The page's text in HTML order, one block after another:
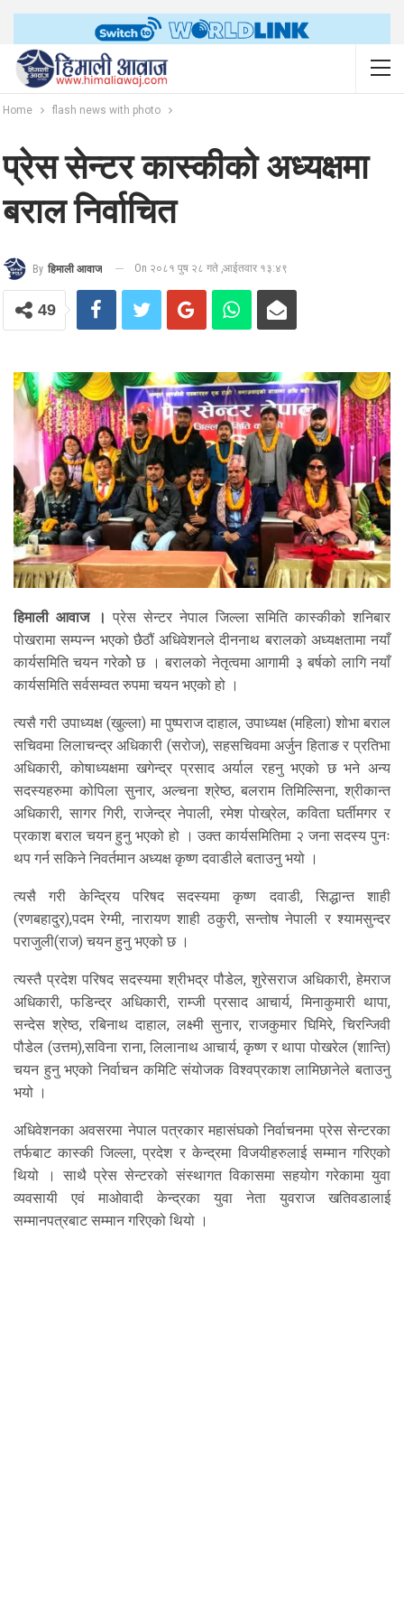
Home flash news with photo
प्रेस सेन्टर कास्कीको अध्यक्षमा
बराल निर्वाचित
By हिमाली आवाज On २०८१ पुष २८ गते ,आईतवार १३:४९
49
हिमाली आवाज । प्रेस सेन्टर नेपाल जिल्ला समिति कास्कीको शनिबार
पोखरामा सम्पन्न भएको छैठौं अधिवेशनले दीननाथ बरालको अध्यक्षतामा नयाँ
कार्यसमिति चयन गरेकोे छ । बरालको नेतृत्वमा आगामी ३ बर्षको लागि नयाँ
कार्यसमिति सर्वसम्वत रुपमा चयन भएको हो ।
त्यसै गरी उपाध्यक्ष (खुल्ला) मा पुष्पराज दाहाल, उपाध्यक्ष (महिला) शोभा बराल
सचिवमा लिलाचन्द्र अधिकारी (सरोज), सहसचिवमा अर्जुन हिताङ र प्रतिभा
अधिकारी, कोषाध्यक्षमा खगेन्द्र प्रसाद अर्याल रहनु भएको छ भने अन्य
सदस्यहरुमा कोपिला सुनार, अल्चना श्रेष्ठ, बलराम तिमिल्सिना, श्रीकान्त
अधिकारी, सागर गिरी, राजेन्द्र नेपाली, रमेश पोख्रेल, कविता घर्तीमगर र
प्रकाश बराल चयन हुनु भएको हो । उक्त कार्यसमितिमा २ जना सदस्य पुनः
थप गर्न सकिने निवर्तमान अध्यक्ष कृष्ण दवाडीले बताउनु भयो ।
त्यसै गरी केन्द्रिय परिषद सदस्यमा कृष्ण दवाडी, सिद्धान्त शाही
(रणबहादुर),पदम रेग्मी, नारायण शाही ठकुरी, सन्तोष नेपाली र श्यामसुन्दर
पराजुली(राज) चयन हुनु भएको छ ।
त्यस्तै प्रदेश परिषद सदस्यमा श्रीभद्र पौडेल, शुरेसराज अधिकारी, हेमराज
अधिकारी, फडिन्द्र अधिकारी, राम्जी प्रसाद आचार्य, मिनाकुमारी थापा,
सन्देस श्रेष्ठ, रबिनाथ दाहाल, लक्ष्मी सुनार, राजकुमार घिमिरे, चिरन्जिवी
पौडेल (उत्तम),सविना राना, लिलानाथ आचार्य, कृष्ण र थापा पोखरेल (शान्ति)
चयन हुनु भएको निर्वाचन कमिटि संयोजक विश्वप्रकाश लामिछानेले बताउनु
भयो ।
अधिवेशनका अवसरमा नेपाल पत्रकार महासंघको निर्वाचनमा प्रेस सेन्टरका
तर्फबाट कास्की जिल्ला, प्रदेश र केन्द्रमा विजयीहरुलाई सम्मान गरिएको
थियो । साथै प्रेस सेन्टरको संस्थागत विकासमा सहयोग गरेकामा युवा
व्यवसायी एवं माओवादी केन्द्रका युवा नेता युवराज खतिवडालाई
सम्मानपत्रबाट सम्मान गरिएको थियो ।